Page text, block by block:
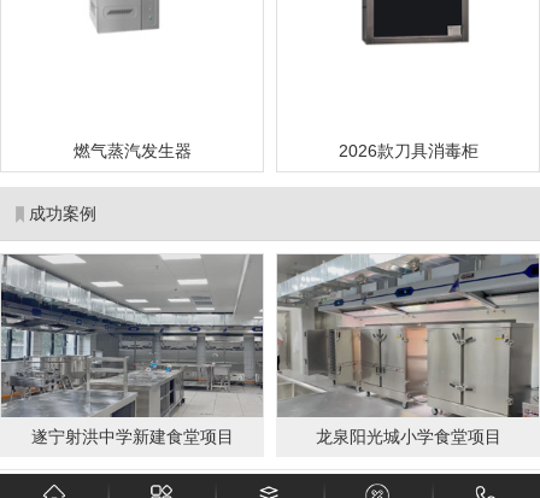
燃气蒸汽发生器 2026款刀具消毒柜
成功案例
遂宁射洪中学新建食堂项目 龙泉阳光城小学食堂项目